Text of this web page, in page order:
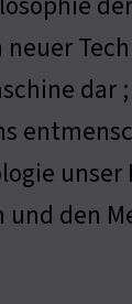
neuer
dar
und den